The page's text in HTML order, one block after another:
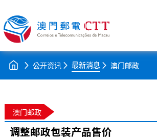
公开资讯 最新消息 澳门邮政
澳门邮政
调整邮政包装产品售价